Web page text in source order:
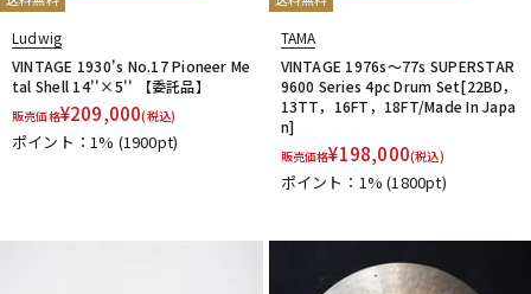
Ludwig
VINTAGE 1930's No.17 Pioneer Me
tal Shell 14''×5'' 【委託品】
販売価格¥209,000(税込)
ポイント：1% (1900pt)
TAMA
VINTAGE 1976s～77s SUPERSTAR
9600 Series 4pc Drum Set[22BD，
13TT，16FT，18FT/Made In Japa
n]
販売価格¥198,000(税込)
ポイント：1%(1800pt)